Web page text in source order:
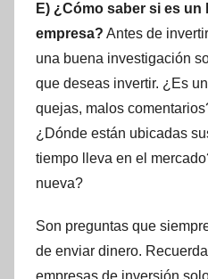
E) ¿Cómo saber si es un
empresa? Antes de
una buena investigación
que deseas invertir. ¿Es
quejas, malos
¿Dónde están ubicadas
tiempo lleva en el
nueva?
Son preguntas que
de enviar dinero.
empresas de inversión